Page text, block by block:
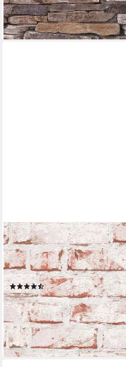
lieferbar - in 4-5 Werktagen bei dir
LIVING WALLS
Bordüre pop.up Panel 3D,
gemustert, Motiv, Backstein in
Wohnzimmer modern Optik
(7)
25,04 € UVP38,95 €
-36%
lieferbar - in 4-5 Werktagen bei dir